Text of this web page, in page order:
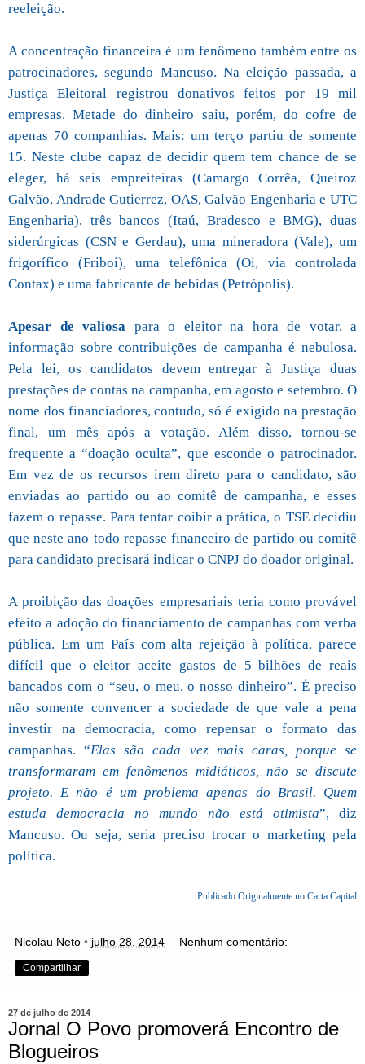
reeleição.
A concentração financeira é um fenômeno também entre os
patrocinadores, segundo Mancuso. Na eleição passada, a
Justiça Eleitoral registrou donativos feitos por 19 mil
empresas. Metade do dinheiro saiu, porém, do cofre de
apenas 70 companhias. Mais: um terço partiu de somente
15. Neste clube capaz de decidir quem tem chance de se
eleger, há seis empreiteiras (Camargo Corrêa, Queiroz
Galvão, Andrade Gutierrez, OAS, Galvão Engenharia e UTC
Engenharia), três bancos (Itaú, Bradesco e BMG), duas
siderúrgicas (CSN e Gerdau), uma mineradora (Vale), um
frigorífico (Friboi), uma telefônica (Oi, via controlada
Contax) e uma fabricante de bebidas (Petrópolis).
Apesar de valiosa para o eleitor na hora de votar, a
informação sobre contribuições de campanha é nebulosa.
Pela lei, os candidatos devem entregar à Justiça duas
prestações de contas na campanha, em agosto e setembro. O
nome dos financiadores, contudo, só é exigido na prestação
final, um mês após a votação. Além disso, tornou-se
frequente a “doação oculta”, que esconde o patrocinador.
Em vez de os recursos irem direto para o candidato, são
enviadas ao partido ou ao comitê de campanha, e esses
fazem o repasse. Para tentar coibir a prática, o TSE decidiu
que neste ano todo repasse financeiro de partido ou comitê
para candidato precisará indicar o CNPJ do doador original.
A proibição das doações empresariais teria como provável
efeito a adoção do financiamento de campanhas com verba
pública. Em um País com alta rejeição à política, parece
difícil que o eleitor aceite gastos de 5 bilhões de reais
bancados com o “seu, o meu, o nosso dinheiro”. É preciso
não somente convencer a sociedade de que vale a pena
investir na democracia, como repensar o formato das
campanhas. “Elas são cada vez mais caras, porque se
transformaram em fenômenos midiáticos, não se discute
projeto. E não é um problema apenas do Brasil. Quem
estuda democracia no mundo não está otimista”, diz
Mancuso. Ou seja, seria preciso trocar o marketing pela
política.
Publicado Originalmente no Carta Capital
Nicolau Neto • julho 28, 2014 Nenhum comentário:
Compartilhar
27 de julho de 2014
Jornal O Povo promoverá Encontro de
Blogueiros